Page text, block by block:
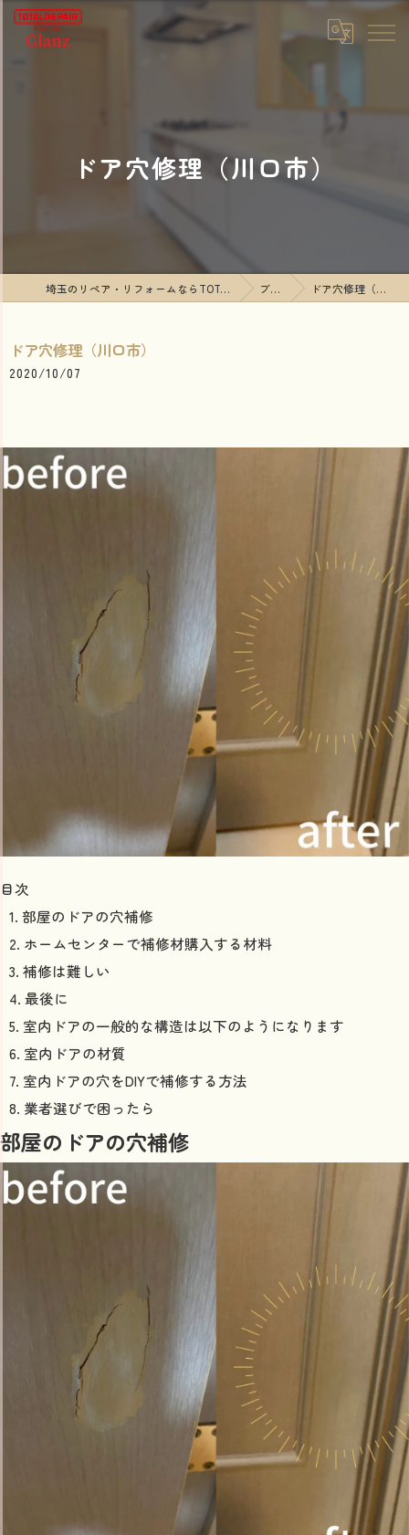
ドア穴修理（川口市）
埼玉のリペア・リフォームならTOTALREPAIR Glanz ブログ ドア穴修理（川口市）
ドア穴修理（川口市）
2020/10/07
目次
部屋のドアの穴補修
ホームセンターで補修材購入する材料
補修は難しい
最後に
室内ドアの一般的な構造は以下のようになります
室内ドアの材質
室内ドアの穴をDIYで補修する方法
業者選びで困ったら
部屋のドアの穴補修